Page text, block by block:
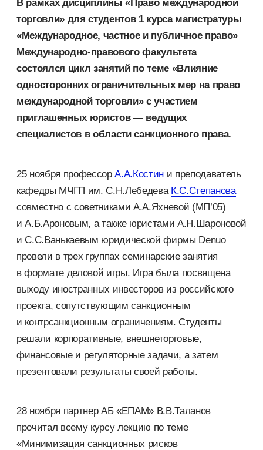
В рамках дисциплины «Право международной
торговли» для студентов 1 курса магистратуры
«Международное, частное и публичное право»
Международно-правового факультета
состоялся цикл занятий по теме «Влияние
односторонних ограничительных мер на право
международной торговли» с участием
приглашенных юристов — ведущих
специалистов в области санкционного права.
25 ноября профессорА.А.Костини преподаватель
кафедры МЧГП им. С.Н.Лебедева К.С.Степанова
совместно с советниками А.А.Яхневой (МП’05)
и А.Б.Ароновым, а также юристами А.Н.Шароновой
и С.С.Ванькаевым юридической фирмы Denuo
провели в трех группах семинарские занятия
в формате деловой игры. Игра была посвящена
выходу иностранных инвесторов из российского
проекта, сопутствующим санкционным
и контрсанкционным ограничениям. Студенты
решали корпоративные, внешнеторговые,
финансовые и регуляторные задачи, а затем
презентовали результаты своей работы.
28 ноября партнер АБ «ЕПАМ» В.В.Таланов
прочитал всему курсу лекцию по теме
«Минимизация санкционных рисков